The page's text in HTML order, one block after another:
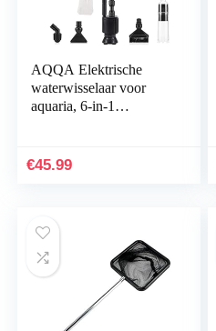
AQQA Elektrische
waterwisselaar voor
aquaria, 6-in-1
sifonstofzuiger voor…
€45.99